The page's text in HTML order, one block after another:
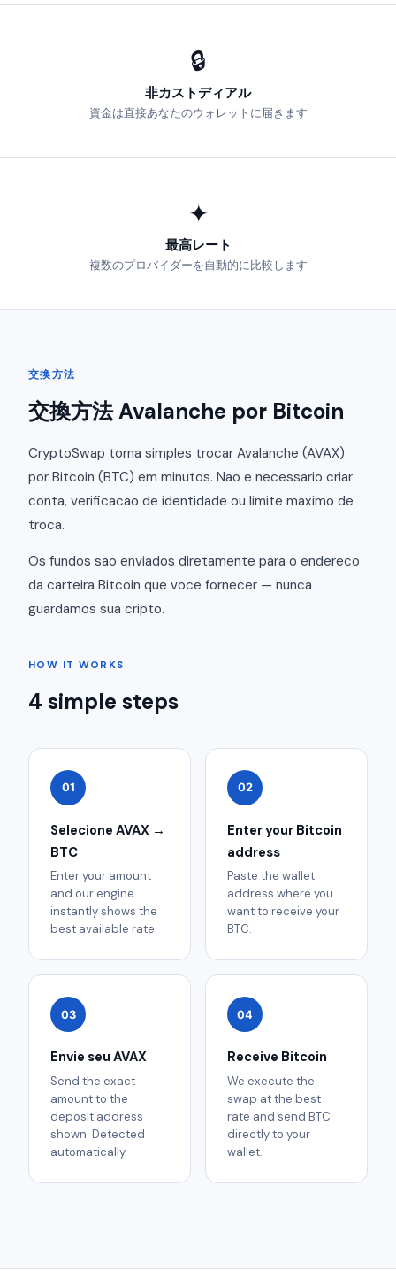
🔒
非カストディアル
資金は直接あなたのウォレットに届きます
✦
最高レート
複数のプロバイダーを自動的に比較します
交換方法
交換方法 Avalanche por Bitcoin
CryptoSwap torna simples trocar Avalanche (AVAX)
por Bitcoin (BTC) em minutos. Nao e necessario criar
conta, verificacao de identidade ou limite maximo de
troca.
Os fundos sao enviados diretamente para o endereco
da carteira Bitcoin que voce fornecer — nunca
guardamos sua cripto.
HOW IT WORKS
4 simple steps
01
Selecione AVAX →
BTC
Enter your amount
and our engine
instantly shows the
best available rate.
02
Enter your Bitcoin
address
Paste the wallet
address where you
want to receive your
BTC.
03
Envie seu AVAX
Send the exact
amount to the
deposit address
shown. Detected
automatically.
04
Receive Bitcoin
We execute the
swap at the best
rate and send BTC
directly to your
wallet.